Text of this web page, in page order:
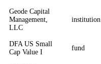
Geode Capital
Management,
LLC
institution
DFA US Small
Cap Value I
fund